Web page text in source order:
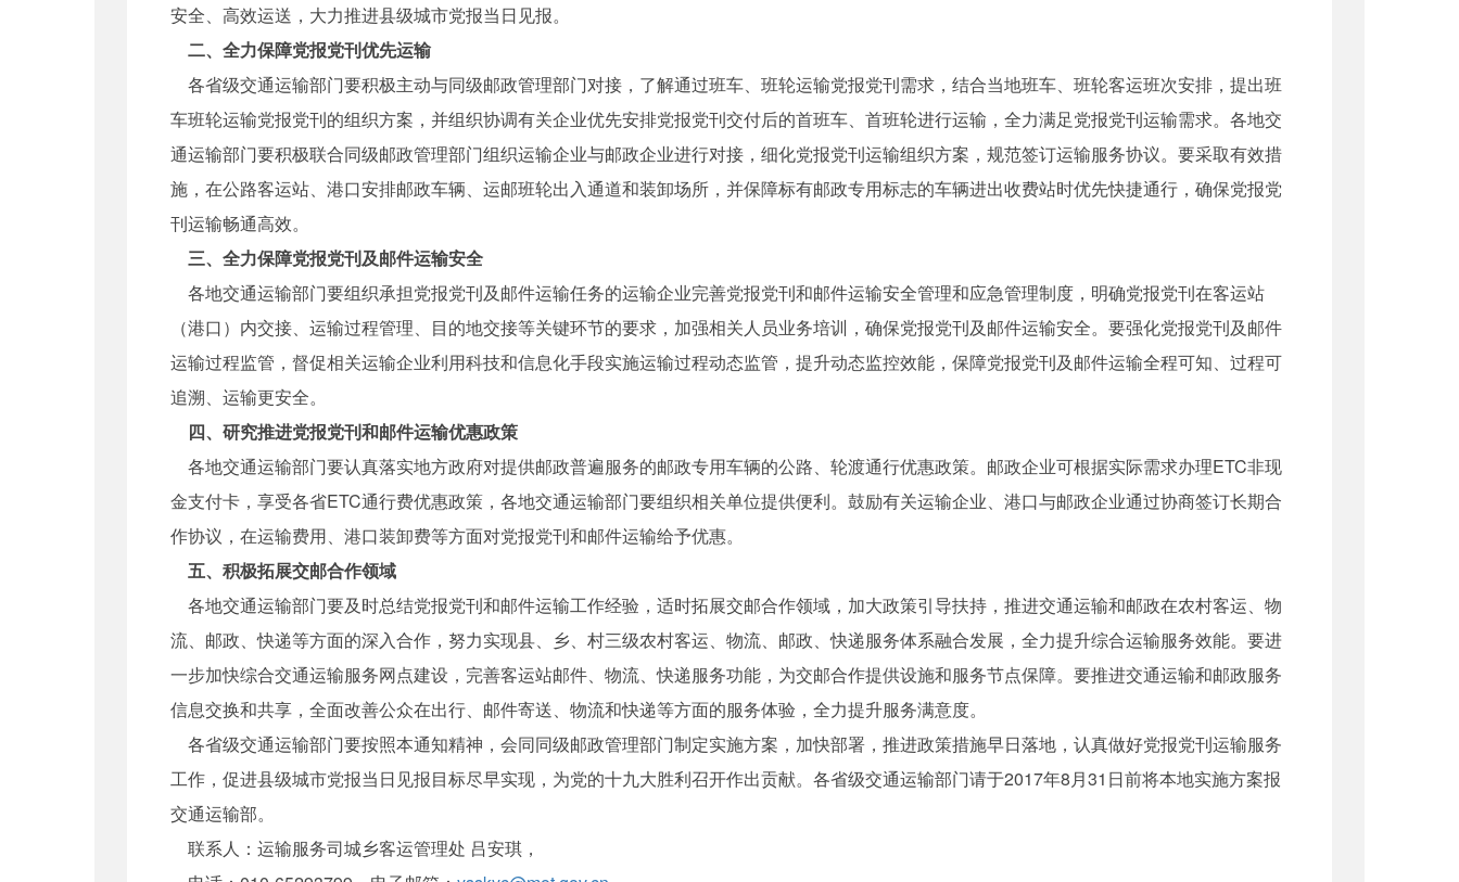
安全、高效运送，大力推进县级城市党报当日见报。
二、全力保障党报党刊优先运输
各省级交通运输部门要积极主动与同级邮政管理部门对接，了解通过班车、班轮运输党报党刊需求，结合当地班车、班轮客运班次安排，提出班
车班轮运输党报党刊的组织方案，并组织协调有关企业优先安排党报党刊交付后的首班车、首班轮进行运输，全力满足党报党刊运输需求。各地交
通运输部门要积极联合同级邮政管理部门组织运输企业与邮政企业进行对接，细化党报党刊运输组织方案，规范签订运输服务协议。要采取有效措
施，在公路客运站、港口安排邮政车辆、运邮班轮出入通道和装卸场所，并保障标有邮政专用标志的车辆进出收费站时优先快捷通行，确保党报党
刊运输畅通高效。
三、全力保障党报党刊及邮件运输安全
各地交通运输部门要组织承担党报党刊及邮件运输任务的运输企业完善党报党刊和邮件运输安全管理和应急管理制度，明确党报党刊在客运站
（港口）内交接、运输过程管理、目的地交接等关键环节的要求，加强相关人员业务培训，确保党报党刊及邮件运输安全。要强化党报党刊及邮件
运输过程监管，督促相关运输企业利用科技和信息化手段实施运输过程动态监管，提升动态监控效能，保障党报党刊及邮件运输全程可知、过程可
追溯、运输更安全。
四、研究推进党报党刊和邮件运输优惠政策
各地交通运输部门要认真落实地方政府对提供邮政普遍服务的邮政专用车辆的公路、轮渡通行优惠政策。邮政企业可根据实际需求办理ETC非现
金支付卡，享受各省ETC通行费优惠政策，各地交通运输部门要组织相关单位提供便利。鼓励有关运输企业、港口与邮政企业通过协商签订长期合
作协议，在运输费用、港口装卸费等方面对党报党刊和邮件运输给予优惠。
五、积极拓展交邮合作领域
各地交通运输部门要及时总结党报党刊和邮件运输工作经验，适时拓展交邮合作领域，加大政策引导扶持，推进交通运输和邮政在农村客运、物
流、邮政、快递等方面的深入合作，努力实现县、乡、村三级农村客运、物流、邮政、快递服务体系融合发展，全力提升综合运输服务效能。要进
一步加快综合交通运输服务网点建设，完善客运站邮件、物流、快递服务功能，为交邮合作提供设施和服务节点保障。要推进交通运输和邮政服务
信息交换和共享，全面改善公众在出行、邮件寄送、物流和快递等方面的服务体验，全力提升服务满意度。
各省级交通运输部门要按照本通知精神，会同同级邮政管理部门制定实施方案，加快部署，推进政策措施早日落地，认真做好党报党刊运输服务
工作，促进县级城市党报当日见报目标尽早实现，为党的十九大胜利召开作出贡献。各省级交通运输部门请于2017年8月31日前将本地实施方案报
交通运输部。
联系人：运输服务司城乡客运管理处 吕安琪，